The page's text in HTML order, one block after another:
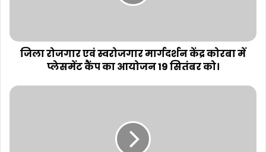
जिला रोजगार एवं स्वरोजगार मार्गदर्शन केंद्र कोरबा में
प्लेसमेंट कैंप का आयोजन 19 सितंबर को।